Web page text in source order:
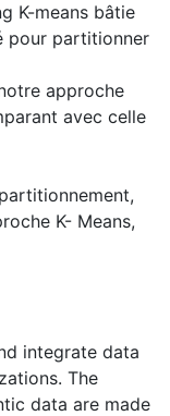
K-means bâtie
pour partitionner
approche
avec celle
K- Means,
integrate data
The
data are made